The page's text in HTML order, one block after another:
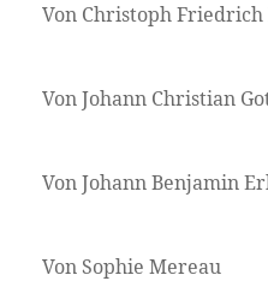
Von Christoph
Von Johann Christian
Von Johann Benjamin
Von Sophie Mereau